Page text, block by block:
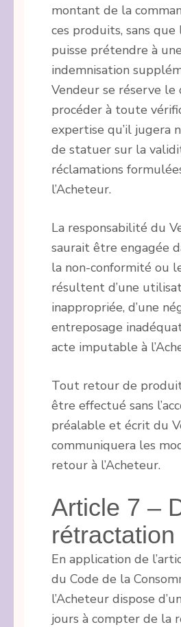
montant de la
ces produits, sans que
puisse prétendre à une
indemnisation
Vendeur se réserve le
procéder à toute
expertise qu’il jugera
de statuer sur la
réclamations
l’Acheteur.
La responsabilité du
saurait être engagée
la non-conformité ou
résultent d’une
inappropriée, d’une
entreposage
acte imputable à
Tout retour de
être effectué sans
préalable et écrit du
communiquera les
retour à l’Acheteur.
Article 7 –
rétractation
En application de
du Code de la
l’Acheteur dispose
jours à compter de la